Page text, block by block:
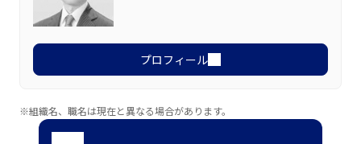
プロフィール
※組織名、職名は現在と異なる場合があります。